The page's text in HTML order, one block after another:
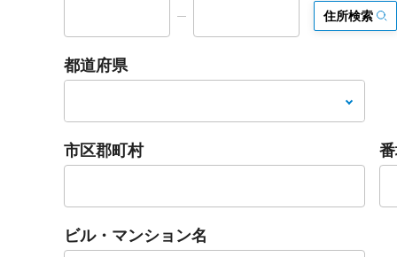
住所検索
都道府県
市区郡町村
ビル・マンション名